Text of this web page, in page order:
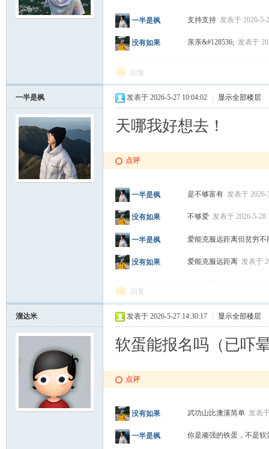
一半是枫 支持支持 发表于 2026-5-
没有如果 亲亲&#128536; 发表于
回复
一半是枫 发表于 2026-5-27 10:04:02 显示全部楼层
天哪我好想去！
点评
一半是枫 是不够富有 发表于 2026-
没有如果 不够爱 发表于 2026-5-28
一半是枫 爱能克服远距离但贫穷
没有如果 爱能克服远距离 发表于
回复
溜达米 发表于 2026-5-27 14:30:17 显示全部楼层
软蛋能报名吗（已吓
点评
没有如果 武功山比澳溪简单 发表
一半是枫 你是顽强的铁蛋，不是